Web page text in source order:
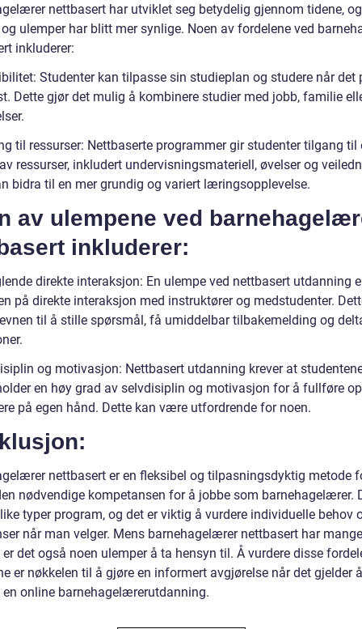
nettbasert har utviklet seg betydelig gjennom tidene,
ulemper har blitt mer synlige. Noen av fordelene ved
inkluderer:
Studenter kan tilpasse sin studieplan og studere når det
Dette gjør det mulig å kombinere studier med jobb, familie
til ressurser: Nettbaserte programmer gir studenter tilgang til
ressurser, inkludert undervisningsmateriell, øvelser og
bidra til en mer grundig og variert læringsopplevelse.
av ulempene ved
inkluderer:
direkte interaksjon: En ulempe ved nettbasert utdanning
på direkte interaksjon med instruktører og medstudenter.
til å stille spørsmål, få umiddelbar tilbakemelding og
og motivasjon: Nettbasert utdanning krever at
en høy grad av selvdisiplin og motivasjon for å fullføre
på egen hånd. Dette kan være utfordrende for noen.
nettbasert er en fleksibel og tilpasningsdyktig metode
nødvendige kompetansen for å jobbe som barnehagelærer.
typer program, og det er viktig å vurdere individuelle behov
når man velger. Mens barnehagelærer nettbasert har mange
er det også noen ulemper å ta hensyn til. Å vurdere disse
er nøkkelen til å gjøre en informert avgjørelse når det gjelder å
online barnehagelærerutdanning.